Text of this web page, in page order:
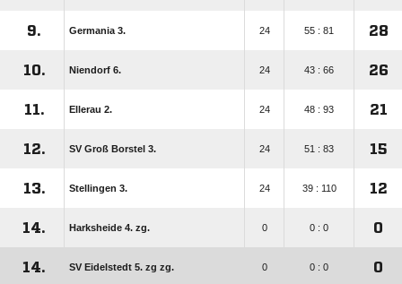
9. Germania 3. 24 55 : 81 28
10. Niendorf 6. 24 43 : 66 26
11. Ellerau 2. 24 48 : 93 21
12. SV Groß Borstel 3. 24 51 : 83 15
13. Stellingen 3. 24 39 : 110 12
14. Harksheide 4. zg. 0 0 : 0 0
14. SV Eidelstedt 5. zg zg. 0 0 : 0 0